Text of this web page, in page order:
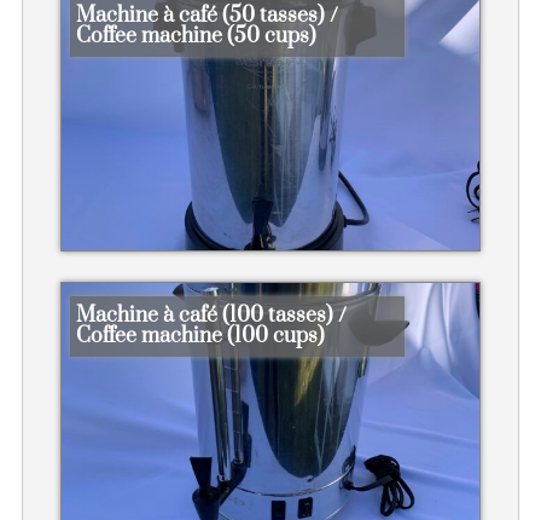
Machine à café (50 tasses) /
Coffee machine (50 cups)
Machine à café (100 tasses) /
Coffee machine (100 cups)